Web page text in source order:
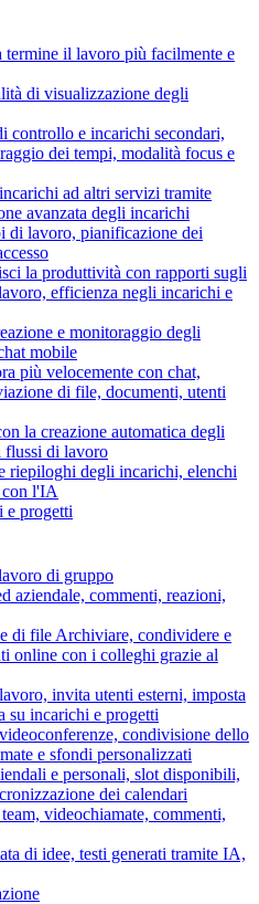
termine il lavoro più facilmente e
di visualizzazione degli
controllo e incarichi secondari,
dei tempi, modalità focus e
ad altri servizi tramite
avanzata degli incarichi
di lavoro, pianificazione dei
la produttività con rapporti sugli
efficienza negli incarichi e
e monitoraggio degli
mobile
più velocemente con chat,
di file, documenti, utenti
la creazione automatica degli
flussi di lavoro
riepiloghi degli incarichi, elenchi
con l'IA
e progetti
di gruppo
aziendale, commenti, reazioni,
di file Archiviare, condividere e
online con i colleghi grazie al
invita utenti esterni, imposta
su incarichi e progetti
condivisione dello
e sfondi personalizzati
e personali, slot disponibili,
dei calendari
videochiamate, commenti,
di idee, testi generati tramite IA,